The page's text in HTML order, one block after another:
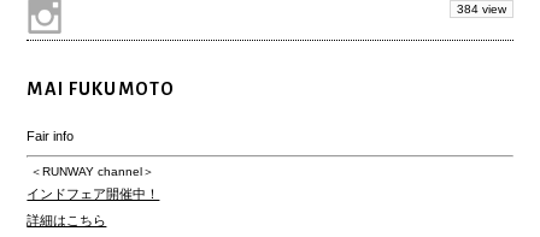
384 view
MAI FUKUMOTO
Fair info
＜RUNWAY channel＞
インドフェア開催中！
詳細はこちら